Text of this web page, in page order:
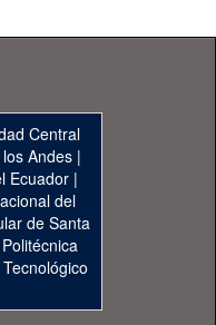
Central
Andes|
Ecuador|
del
de Santa